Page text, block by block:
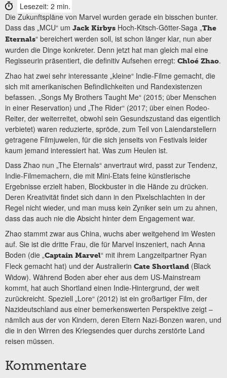
Lesezeit: 2 min.
Die Zukunftspläne von Marvel wurden gerade ein bisschen bunter.
Dass das „MCU“ um Jack Kirbys Hoch-Kitsch-Götter-Saga „The
Eternals“ bereichert werden soll, ist schon länger klar, nun aber
wurden die Dinge konkreter. Denn jetzt hat man gleich mal eine
Regisseurin präsentiert, die definitiv Aufsehen erregt: Chloé Zhao.
Zhao hat zwei sehr interessante „kleine“ Indie-Filme gemacht, die
sich mit amerikanischen Befindlichkeiten und Randexistenzen
befassen. „Songs My Brothers Taught Me“ (2015; über Menschen
in einer Reservation) und „The Rider“ (2017; über einen Rodeo-
Reiter, der weiterreitet, obwohl sein Gesundszustand das eigentlich
verbietet) waren reduzierte, spröde, zum Teil von Laiendarstellern
getragene Filmjuwelen, für die sich jenseits von Festivals leider
kaum jemand interessiert hat. Was zum Heulen ist.
Dass Zhao nun „The Eternals“ anvertraut wird, passt zur Tendenz,
Indie-Filmemachern, die mit Mini-Etats feine künstlerische
Ergebnisse erzielt haben, Blockbuster in die Hände zu drücken.
Deren Kreativität findet sich dann in den Pixelschlachten in der
Regel nicht wieder, und man muss kein Zyniker sein um zu ahnen,
dass das auch nie die Absicht hinter dem Engagement war.
Zhao stammt zwar aus China, wuchs aber weitgehend im Westen
auf. Sie ist die dritte Frau, die für Marvel inszeniert, nach Anna
Boden (die „Captain Marvel“ mit ihrem Langzeitpartner Ryan
Fleck gemacht hat) und der Australierin Cate Shortland (Black
Widow). Während Boden aber eher aus dem US-Mainstream
kommt, hat auch Shortland einen Indie-Hintergrund, der weit
zurückreicht. Speziell „Lore“ (2012) ist ein großartiger Film, der
Nazideutschland aus einer bemerkenswerten Perspektive zeigt –
nämlich aus der von Kindern, deren Eltern Nazi-Bonzen waren, und
die in den Wirren des Kriegsendes quer durchs zerstörte Land
reisen müssen.
Kommentare